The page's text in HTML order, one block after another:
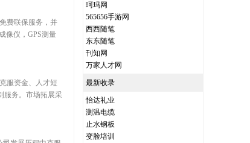
费联保服务，并
像仪，GPS测量
服资金、人才短
服务。市场拓展采
珂玛网
565656手游网
西西随笔
东东随笔
刊知网
万家人才网
最新收录
怡达礼业
测温电缆
止水钢板
变脸培训